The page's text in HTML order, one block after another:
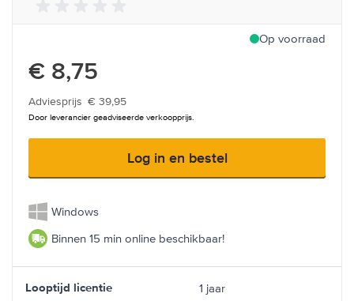
Op voorraad
€ 8,75
Adviesprijs € 39,95
Door leverancier geadviseerde verkoopprijs.
Log in en bestel
Windows
Binnen 15 min online beschikbaar!
Looptijd licentie 1 jaar